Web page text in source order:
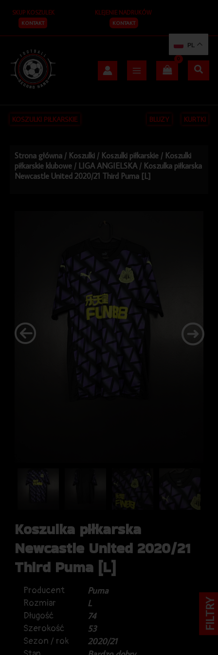
treści
SKUP KOSZULEK
KONTAKT
KLEJENIE NADRUKÓW
KONTAKT
KOSZULKI PIŁKARSKIE BLUZY KURTKI
Strona główna / Koszulki / Koszulki piłkarskie / Koszulki
piłkarskie klubowe / LIGA ANGIELSKA / Koszulka piłkarska
Newcastle United 2020/21 Third Puma [L]
Koszulka piłkarska
Newcastle United 2020/21
Third Puma [L]
Producent
Puma
Rozmiar
L
Długość
74
Szerokość
53
Sezon / rok
2020/21
PL
FILTRY